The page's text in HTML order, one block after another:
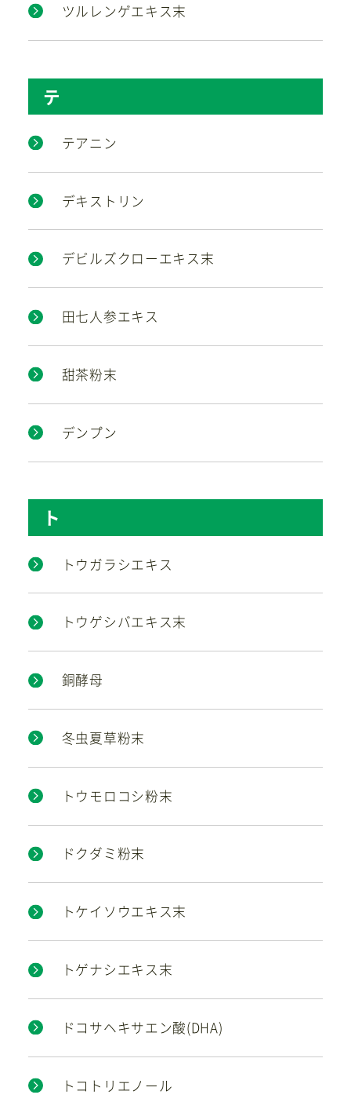
ツルレンゲエキス末
テ
テアニン
デキストリン
デビルズクローエキス末
田七人参エキス
甜茶粉末
デンプン
ト
トウガラシエキス
トウゲシバエキス末
銅酵母
冬虫夏草粉末
トウモロコシ粉末
ドクダミ粉末
トケイソウエキス末
トゲナシエキス末
ドコサヘキサエン酸(DHA)
トコトリエノール